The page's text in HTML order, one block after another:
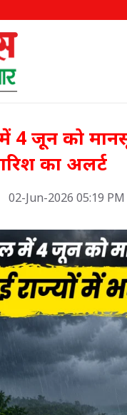
4 जून को
का अलर्ट
02-Jun-2026 05:19 PM
किस्त की तारीख
जानें कब आएंगे
PM